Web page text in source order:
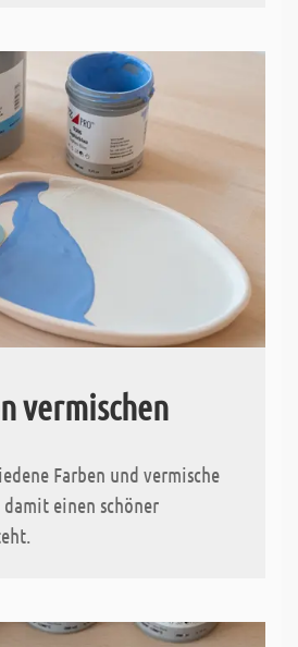
vermischen
Farben und vermische
einen schöner